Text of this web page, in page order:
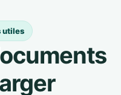
utiles